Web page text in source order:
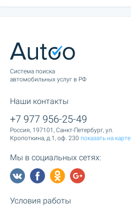
Cистема поиска
автомобильных услуг в РФ
Наши контакты
+7 977 956-25-49
Россия, 197101, Санкт-Петербург, ул.
Кропоткина, д.1, оф. 230 показать на карте
Мы в социальных сетях:
Условия работы